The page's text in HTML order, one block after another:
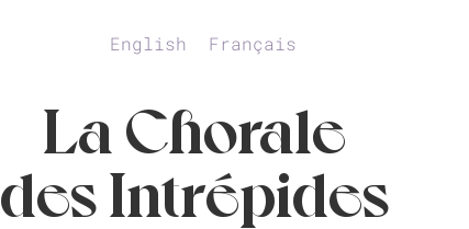
English Français
La Chorale
des Intrépides